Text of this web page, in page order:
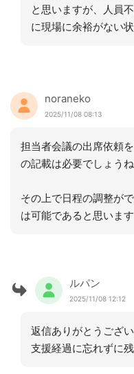
と思いますが、人員
に現場に余裕がない
noraneko
2025/11/08 08:13
担当者会議の出席依頼
の記載は必要でしょうね
その上で日程の調整が
は可能であると思います
ルパン
2025/11/08 12:12
返信ありがとうござい
支援経過に忘れずに残